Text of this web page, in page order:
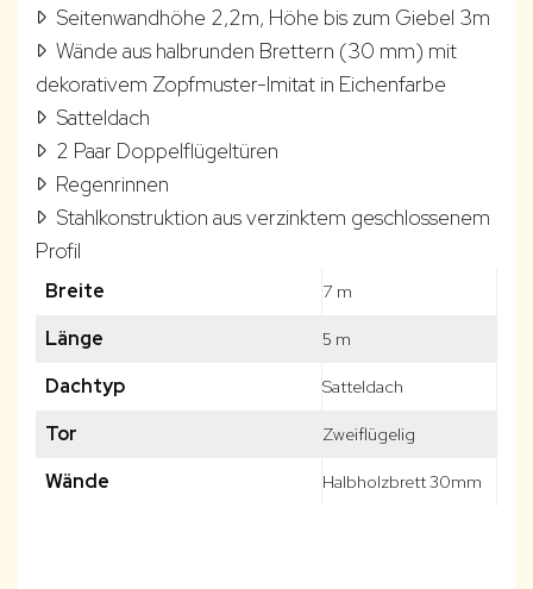
Seitenwandhöhe 2,2m, Höhe bis zum Giebel 3m
Wände aus halbrunden Brettern (30 mm) mit
dekorativem Zopfmuster-Imitat in Eichenfarbe
Satteldach
2 Paar Doppelflügeltüren
Regenrinnen
Stahlkonstruktion aus verzinktem geschlossenem
Profil
Breite 7 m
Länge 5 m
Dachtyp Satteldach
Tor Zweiflügelig
Wände Halbholzbrett 30mm